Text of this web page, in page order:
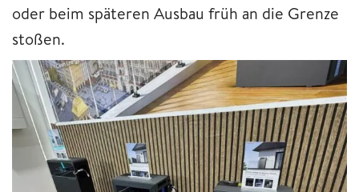
oder beim späteren Ausbau früh an die Grenze
stoßen.